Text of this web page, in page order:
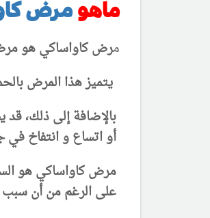
ماهومرض
مرض كاواساكي هو مرض
يتميز هذا المرض
بالإضافة إلى ذلك، قد
أو اتساع و انتفاخ في
مرض كاواساكي هو
على الرغم من أن سبب